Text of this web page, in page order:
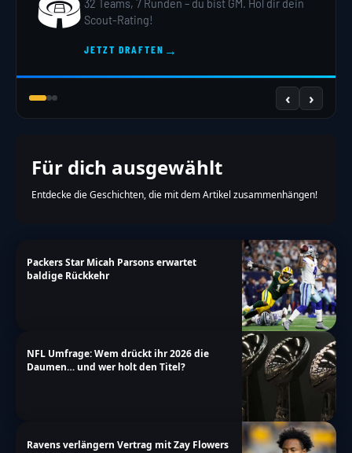
32 Teams, 7 Runden – du bist GM. Hol dir dein
Scout-Rating!
JETZT DRAFTEN →
‹ ›
Für dich ausgewählt
Entdecke die Geschichten, die mit dem Artikel zusammenhängen!
Packers Star Micah Parsons erwartet
baldige Rückkehr
NFL Umfrage: Wem drückt ihr 2026 die
Daumen… und wer holt den Titel?
Ravens verlängern Vertrag mit Zay Flowers